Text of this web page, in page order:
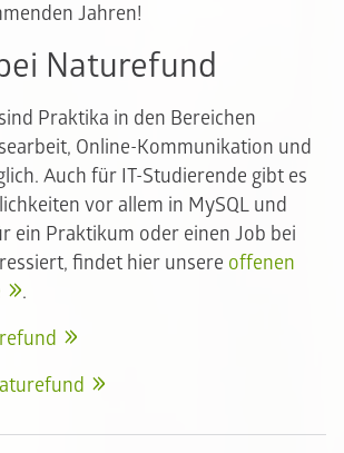
Jahren!
Naturefund
Praktika in den Bereichen
Online-Kommunikation und
Auch für IT-Studierende gibt es
vor allem in MySQL und
ein Praktikum oder einen Job bei
findet hier unsere offenen
.